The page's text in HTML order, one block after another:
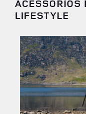
ACESSÓRIOS
LIFESTYLE